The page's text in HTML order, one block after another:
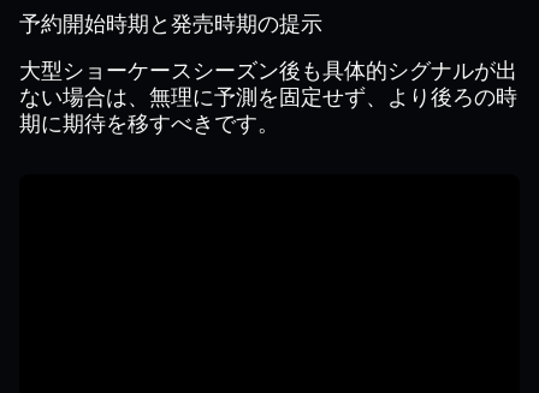
予約開始時期と発売時期の提示
大型ショーケースシーズン後も具体的シグナルが出
ない場合は、無理に予測を固定せず、より後ろの時
期に期待を移すべきです。